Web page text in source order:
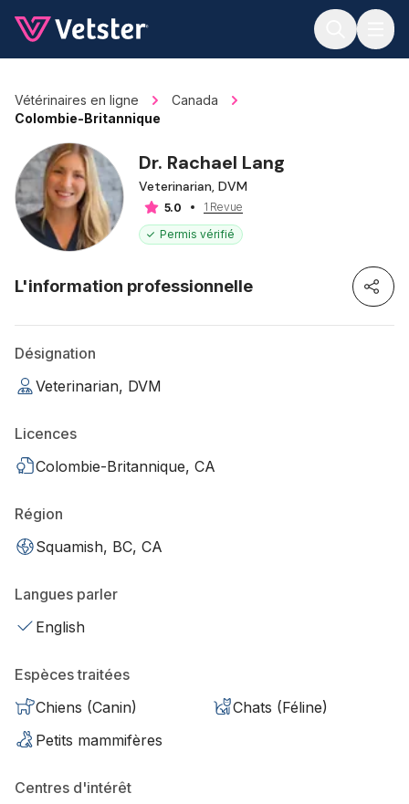
Vétérinaires en ligne
Canada
Colombie-Britannique
Dr. Rachael Lang
Veterinarian, DVM
5.0
1 Revue
Permis vérifié
L'information professionnelle
Désignation
Veterinarian, DVM
Licences
Colombie-Britannique, CA
Région
Squamish, BC, CA
Langues parler
English
Espèces traitées
Chiens (Canin)
Chats (Féline)
Petits mammifères
Centres d'intérêt